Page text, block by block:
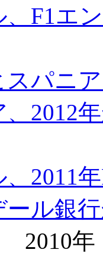
、F1エ
スパニ
、2012
2011
ル銀